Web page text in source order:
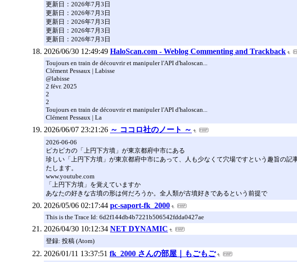
更新日：2026年7月3日
更新日：2026年7月3日
更新日：2026年7月3日
更新日：2026年7月3日
更新日：2026年7月3日
2026/06/30 12:49:49 HaloScan.com - Weblog Commenting and Trackback
Toujours en train de découvrir et manipuler l'API d'haloscan...
Clément Pessaux | Labisse
@labisse
2 févr. 2025
2
2
Toujours en train de découvrir et manipuler l'API d'haloscan...
Clément Pessaux | La
2026/06/07 23:21:26 ～ ココロ社のノート ～
2026-06-06
ピカピカの「上円下方墳」が東京都府中市にある
珍しい「上円下方墳」が東京都府中市にあって、人も少なくて穴場ですという趣旨の
たします。
www.youtube.com
「上円下方墳」を覚えていますか
あなたの好きな古墳の形は何だろうか。全人類が古墳好きであるという前提で
2026/05/06 02:17:44 pc-saport-fk_2000
This is the Trace Id: 6d2f144db4b7221b506542fdda0427ae
2026/04/30 10:12:34 NET DYNAMIC
登録: 投稿 (Atom)
2026/01/11 13:37:51 fk_2000 さんの部屋｜もごもご